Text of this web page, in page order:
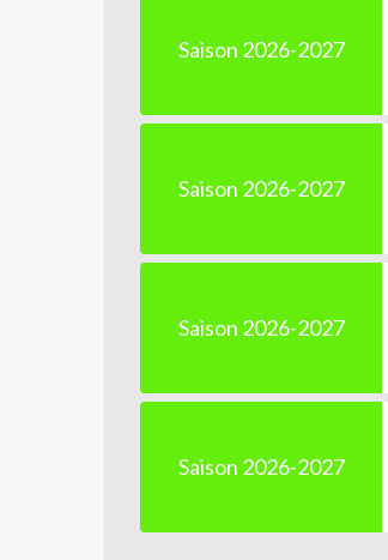
Saison 2026-2027
Saison 2026-2027
Saison 2026-2027
Saison 2026-2027